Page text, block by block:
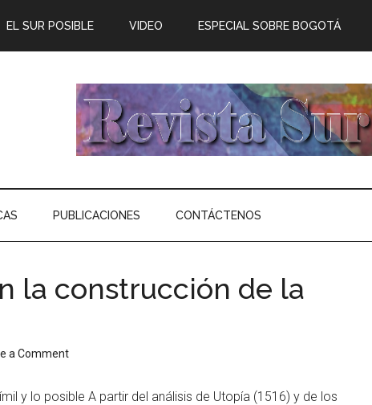
EL SUR POSIBLE VIDEO ESPECIAL SOBRE BOGOTÁ
PUBLICACIONES CONTÁCTENOS
la construcción de la
a Comment
y lo posible A partir del análisis de Utopía (1516) y de los